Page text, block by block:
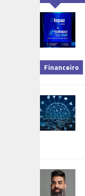
Financeiro